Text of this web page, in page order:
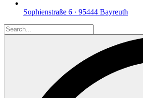
Sophienstraße 6 · 95444 Bayreuth